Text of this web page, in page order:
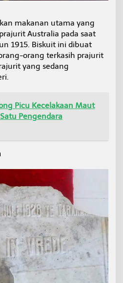
makanan utama yang
Australia pada saat
1915. Biskuit ini dibuat
orang terkasih prajurit
yang sedang
Picu Kecelakaan Maut
Pengendara